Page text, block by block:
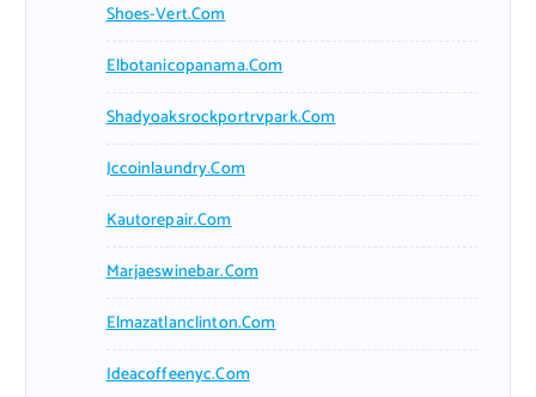
Shoes-Vert.com
Elbotanicopanama.com
Shadyoaksrockportrvpark.com
Jccoinlaundry.com
Kautorepair.com
Marjaeswinebar.com
Elmazatlanclinton.com
Ideacoffeenyc.com